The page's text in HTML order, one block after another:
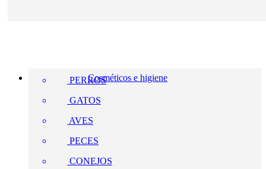
Cosméticos e higiene
PERROS
GATOS
AVES
PECES
CONEJOS